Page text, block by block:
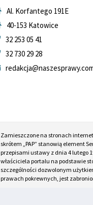
Al. Korfantego 191E
40-153 Katowice
32 253 05 41
32 730 29 28
Zamieszczone na stronach
skrótem „PAP” stanowią element
przepisami ustawy z dnia 4 lutego
właściciela portalu na podstawie
szczególności dozwolonym
prawach pokrewnych, jest